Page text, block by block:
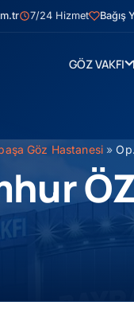
7/24 Hizmet Bağış
GÖZ VAKFI
Göz Hastanesi »